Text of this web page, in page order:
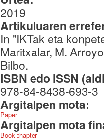
2019
Artikuluaren
In "IKTak eta
Maritxalar, M.
Bilbo.
ISBN edo ISSN
978-84-8438-693-3
Argitalpen mota:
Paper
Argitalpen mota
Book chapter